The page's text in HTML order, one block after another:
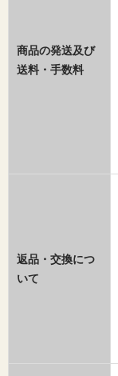
商品の発送及び
送料・手数料
返品・交換につ
いて